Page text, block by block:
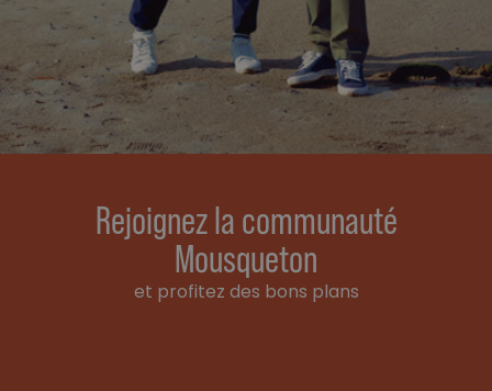
Rejoignez la communauté
Mousqueton
et profitez des bons plans